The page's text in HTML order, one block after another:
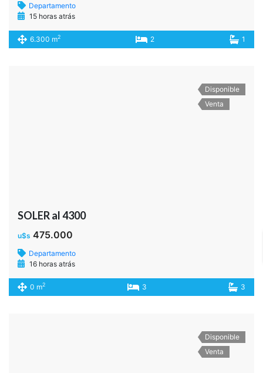
Departamento
15 horas atrás
6.300 m2 2 1
Disponible
Venta
SOLER al 4300
u$s 475.000
Departamento
16 horas atrás
0 m2 3 3
Disponible
Venta